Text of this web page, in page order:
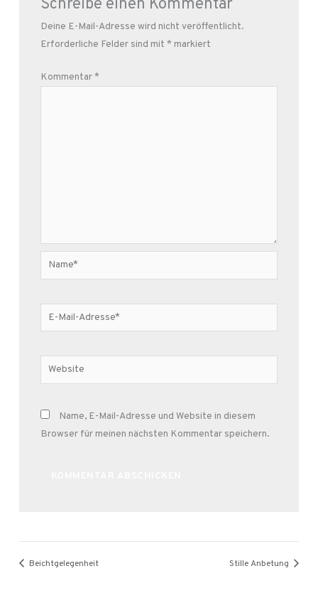
Schreibe einen Kommentar
Deine E-Mail-Adresse wird nicht veröffentlicht.
Erforderliche Felder sind mit * markiert
Kommentar*
Name*
E-
Mail-
Website
Name, E-Mail-Adresse und Website in diesem
Browser für meinen nächsten Kommentar speichern.
Beichtgelegenheit Stille Anbetung